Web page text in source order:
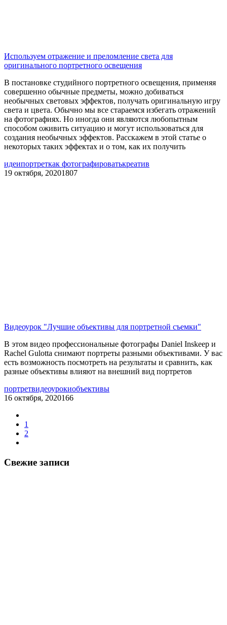
Используем отражение и преломление света для
оригинального портретного освещения
В постановке студийного портретного освещения, применяя
совершенно обычные предметы, можно добиваться
необычных световых эффектов, получать оригинальную игру
света и цвета. Обычно мы все стараемся избегать отражений
на фотографиях. Но иногда они являются любопытным
способом оживить ситуацию и могут использоваться для
создания необычных эффектов. Расскажем в этой статье о
некоторых таких эффектах и о том, как их получить
идеипортреткак фотографироватькреатив
19 октября, 20201807
Видеоурок "Лучшие объективы для портретной съемки"
В этом видео профессиональные фотографы Daniel Inskeep и
Rachel Gulotta снимают портреты разными объективами. У вас
есть возможность посмотреть на результаты и сравнить, как
разные объективы влияют на внешний вид портретов
портретвидеоурокиобъективы
16 октября, 2020166
1
2
Свежие записи